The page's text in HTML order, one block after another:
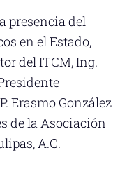
presencia del
en el Estado,
del ITCM, Ing.
Erasmo González
de la Asociación
A.C.